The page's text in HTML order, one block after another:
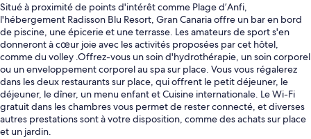
Situé à proximité de points d'intérêt comme Plage d’Anfi,
l'hébergement Radisson Blu Resort, Gran Canaria offre un bar en bord
de piscine, une épicerie et une terrasse. Les amateurs de sport s'en
donneront à cœur joie avec les activités proposées par cet hôtel,
comme du volley .Offrez-vous un soin d'hydrothérapie, un soin corporel
ou un enveloppement corporel au spa sur place. Vous vous régalerez
dans les deux restaurants sur place, qui offrent le petit déjeuner, le
déjeuner, le dîner, un menu enfant et Cuisine internationale. Le Wi-Fi
gratuit dans les chambres vous permet de rester connecté, et diverses
autres prestations sont à votre disposition, comme des achats sur place
et un jardin.